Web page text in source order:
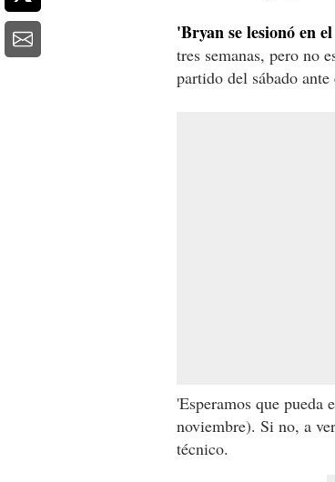
'Bryan se lesionó en
tres semanas, pero no
partido del sábado
'Esperamos que pueda
noviembre). Si no, a
técnico.